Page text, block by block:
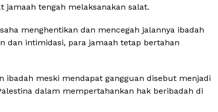
jamaah tengah melaksanakan salat.
menghentikan dan mencegah jalannya ibadah
dan intimidasi, para jamaah tetap bertahan
ibadah meski mendapat gangguan disebut menjadi
dalam mempertahankan hak beribadah di